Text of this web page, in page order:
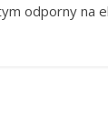
odporny na